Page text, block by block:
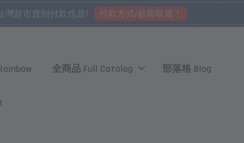
灣超市貨到付款也是! 付款方式/超商取貨！
全商品 Full Catalog 部落格 Blog